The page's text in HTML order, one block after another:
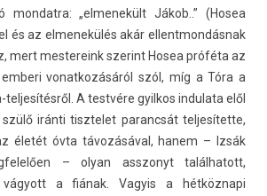
mon­datra: „el­menekült Jákob..” (Hosea
és az el­menekülés akár el­lentmon­dásnak
mert mes­tereink szerint Hosea próféta az
vonat­kozásáról szól, míg a Tóra a
A testvére gyil­kos in­dulata elől
iránti tisztelet para­ncsát tel­jesítet­te,
életét óvta távozásával, hanem – Izsák
– olyan as­szonyt talál­hatott,
a fiának. Vagyis a hétköznapi